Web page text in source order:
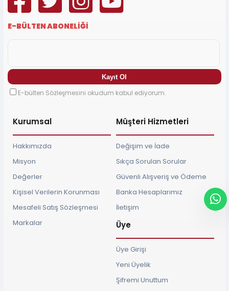
E-BÜLTEN ABONELİĞİ
E-bülten Sözleşmesini okudum kabul ediyorum.
Kurumsal
Hakkımızda
Misyon
Değerler
Kişisel Verilerin Korunması
Mesafeli Satış Sözleşmesi
Markalar
Müşteri Hizmetleri
Değişim ve İade
Sıkça Sorulan Sorular
Güvenli Alışveriş ve Ödeme
Banka Hesaplarımız
İletişim
Üye
Üye Girişi
Yeni Üyelik
Şifremi Unuttum